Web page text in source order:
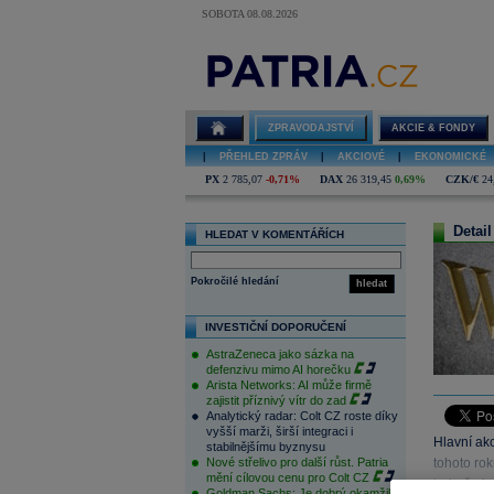
SOBOTA 08.08.2026
ZPRAVODAJSTVÍ AKCIE & FONDY
PŘEHLED ZPRÁV AKCIOVÉ EKONOMICKÉ
PX 2 785,07 -0,71% DAX 26 319,45 0,69% CZK/€
HLEDAT V KOMENTÁŘÍCH
hledat
Pokročilé hledání
INVESTIČNÍ DOPORUČENÍ
AstraZeneca jako sázka na
defenzivu mimo AI horečku
Arista Networks: AI může firmě
zajistit příznivý vítr do zad
Analytický radar: Colt CZ roste díky
vyšší marži, širší integraci i
stabilnějšímu byznysu
Nové střelivo pro další růst. Patria
mění cílovou cenu pro Colt CZ
Hlavní
tohoto
tedy, že i